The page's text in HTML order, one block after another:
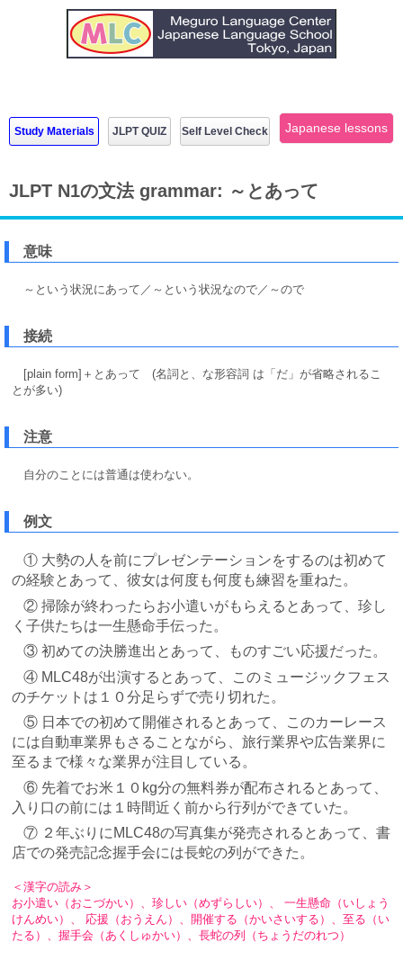
Study Materials JLPT QUIZ Self Level Check Japanese lessons
JLPT N1の文法 grammar: ～とあって
意味
～という状況にあって／～という状況なので／～ので
接続
[plain form]＋とあって (名詞と、な形容詞 は「だ」が省略されるこ
とが多い)
注意
自分のことには普通は使わない。
例文
① 大勢の人を前にプレゼンテーションをするのは初めて
の経験とあって、彼女は何度も何度も練習を重ねた。
② 掃除が終わったらお小遣いがもらえるとあって、珍し
く子供たちは一生懸命手伝った。
③ 初めての決勝進出とあって、ものすごい応援だった。
④ MLC48が出演するとあって、このミュージックフェス
のチケットは１０分足らずで売り切れた。
⑤ 日本での初めて開催されるとあって、このカーレース
には自動車業界もさることながら、旅行業界や広告業界に
至るまで様々な業界が注目している。
⑥ 先着でお米１０kg分の無料券が配布されるとあって、
入り口の前には１時間近く前から行列ができていた。
⑦ ２年ぶりにMLC48の写真集が発売されるとあって、書
店での発売記念握手会には長蛇の列ができた。
＜漢字の読み＞
お小遣い（おこづかい）、珍しい（めずらしい）、 一生懸命（いしょう
けんめい）、 応援（おうえん）、開催する（かいさいする）、至る（い
たる）、握手会（あくしゅかい）、長蛇の列（ちょうだのれつ）